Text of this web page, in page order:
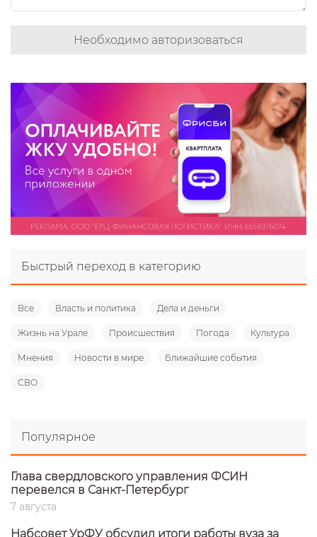
Необходимо авторизоваться
Быстрый переход в категорию
Все Власть и политика Дела и деньги
Жизнь на Урале Происшествия Погода Культура
Мнения Новости в мире Ближайшие события
СВО
Популярное
Глава свердловского управления ФСИН
перевелся в Санкт-Петербург
7 августа
Набсовет УрФУ обсудил итоги работы вуза за